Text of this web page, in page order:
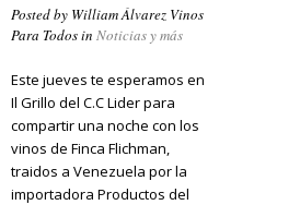
Posted by William Álvarez Vinos
Para Todos in Noticias y más
Este jueves te esperamos en
Il Grillo del C.C Lider para
compartir una noche con los
vinos de Finca Flichman,
traidos a Venezuela por la
importadora Productos del